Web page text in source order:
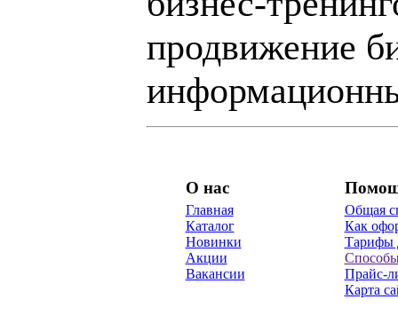
продвижение
О нас
Главная
Каталог
Новинки
Акции
Вакансии
Общая
Как
Тарифы
Прайс-
Карта